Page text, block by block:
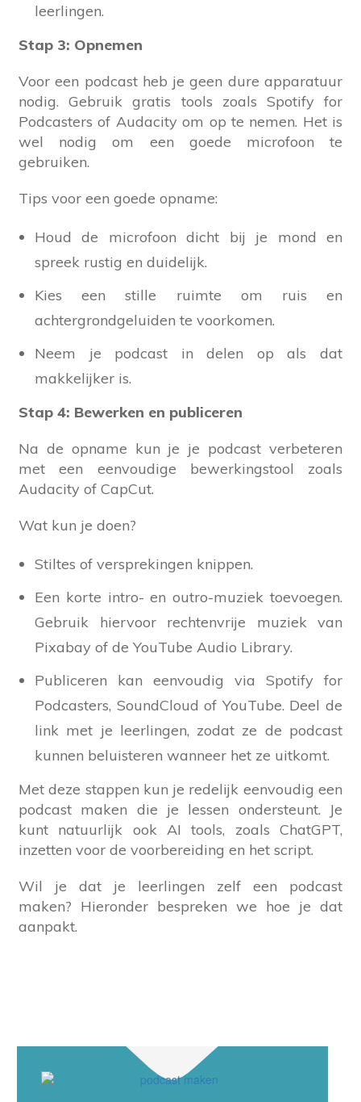
leerlingen.
Stap 3: Opnemen
Voor een podcast heb je geen dure apparatuur
nodig. Gebruik gratis tools zoals Spotify for
Podcasters of Audacity om op te nemen. Het is
wel nodig om een goede microfoon te
gebruiken.
Tips voor een goede opname:
Houd de microfoon dicht bij je mond en
spreek rustig en duidelijk.
Kies een stille ruimte om ruis en
achtergrondgeluiden te voorkomen.
Neem je podcast in delen op als dat
makkelijker is.
Stap 4: Bewerken en publiceren
Na de opname kun je je podcast verbeteren
met een eenvoudige bewerkingstool zoals
Audacity of CapCut.
Wat kun je doen?
Stiltes of versprekingen knippen.
Een korte intro- en outro-muziek toevoegen.
Gebruik hiervoor rechtenvrije muziek van
Pixabay of de YouTube Audio Library.
Publiceren kan eenvoudig via Spotify for
Podcasters, SoundCloud of YouTube. Deel de
link met je leerlingen, zodat ze de podcast
kunnen beluisteren wanneer het ze uitkomt.
Met deze stappen kun je redelijk eenvoudig een
podcast maken die je lessen ondersteunt. Je
kunt natuurlijk ook AI tools, zoals ChatGPT,
inzetten voor de voorbereiding en het script.
Wil je dat je leerlingen zelf een podcast
maken? Hieronder bespreken we hoe je dat
aanpakt.